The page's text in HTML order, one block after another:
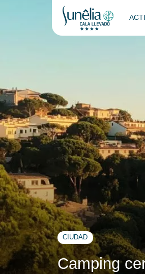
CIUDAD
Camping